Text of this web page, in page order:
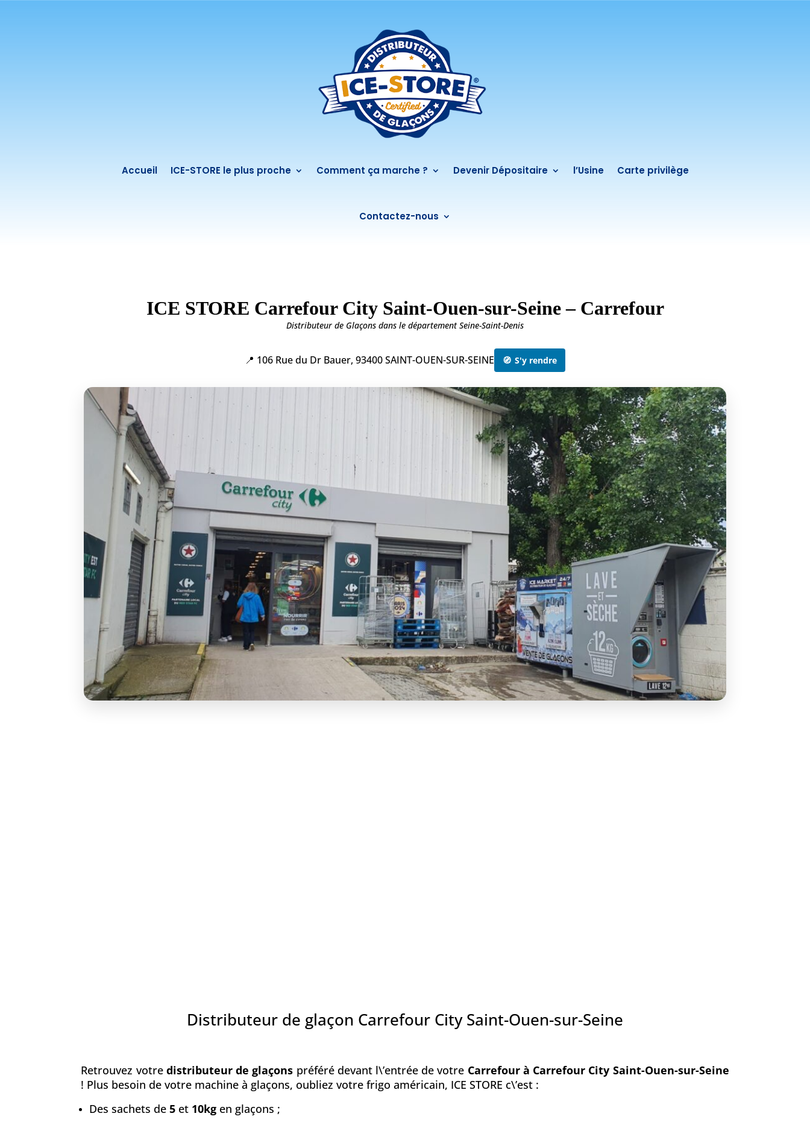
Accueil ICE-STORE le plus proche Comment ça marche ? Devenir Dépositaire l’Usine Carte privilège
Contactez-nous
ICE STORE Carrefour City Saint-Ouen-sur-Seine – Carrefour
Distributeur de Glaçons dans le département Seine-Saint-Denis
📍 106 Rue du Dr Bauer, 93400 SAINT-OUEN-SUR-SEINE 🧭 S'y rendre
Distributeur de glaçon Carrefour City Saint-Ouen-sur-Seine
Retrouvez votre distributeur de glaçons préféré devant l\’entrée de votre Carrefour à Carrefour City Saint-Ouen-sur-Seine
! Plus besoin de votre machine à glaçons, oubliez votre frigo américain, ICE STORE c\’est :
Des sachets de5 et 10kg en glaçons ;